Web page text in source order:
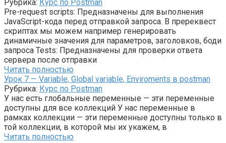
Рубрика: Курс по Postman
Pre-request scripts: Предназначены для выполнения
JavaScript-кода перед отправкой запроса. В пререквест
скриптах мы можем например генерировать
динамичные значения для параметров, заголовков, боди
запроса Tests: Предназначены для проверки ответа
сервера после отправки
Читать полностью
Урок 7 — Variable, Global variable, Enviroments в postman
Рубрика: Курс по Postman
У нас есть глобальные переменные — эти переменные
доступны для все коллекций У нас переменные в
рамках коллекции — эти переменные доступны только в
той коллекции, в которой мы их укажем, в
Читать полностью